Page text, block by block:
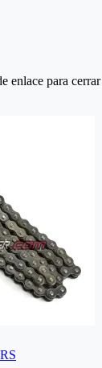
enlace para